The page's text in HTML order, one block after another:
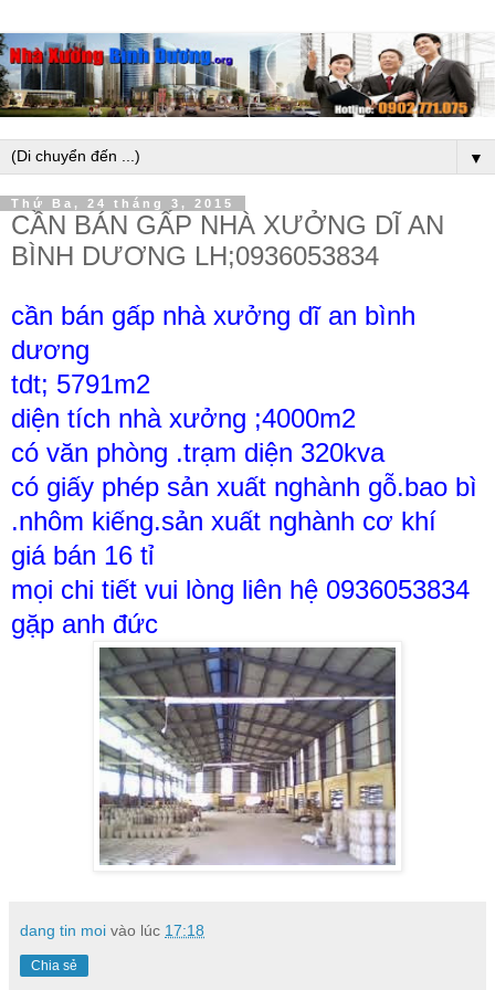
▼
Thứ Ba, 24 tháng 3, 2015
CẦN BÁN GẤP NHÀ XƯỞNG DĨ AN
BÌNH DƯƠNG LH;0936053834
cần bán gấp nhà xưởng dĩ an bình
dương
tdt; 5791m2
diện tích nhà xưởng ;4000m2
có văn phòng .trạm diện 320kva
có giấy phép sản xuất nghành gỗ.bao bì
.nhôm kiếng.sản xuất nghành cơ khí
giá bán 16 tỉ
mọi chi tiết vui lòng liên hệ 0936053834
gặp anh đức
dang tin moi vào lúc 17:18
Chia sẻ